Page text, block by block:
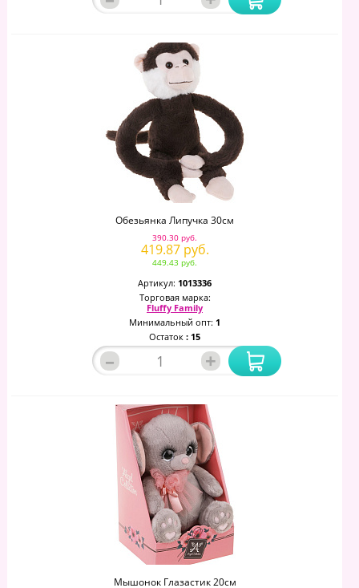
Обезьянка Липучка 30см
390.30 руб.
419.87 руб.
449.43 руб.
Артикул: 1013336
Торговая марка:
Fluffy Family
Минимальный опт: 1
Остаток : 15
– +
Мышонок Глазастик 20см